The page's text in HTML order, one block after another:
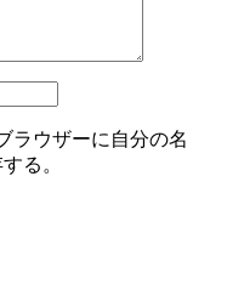
ラウザーに自分の名
る。